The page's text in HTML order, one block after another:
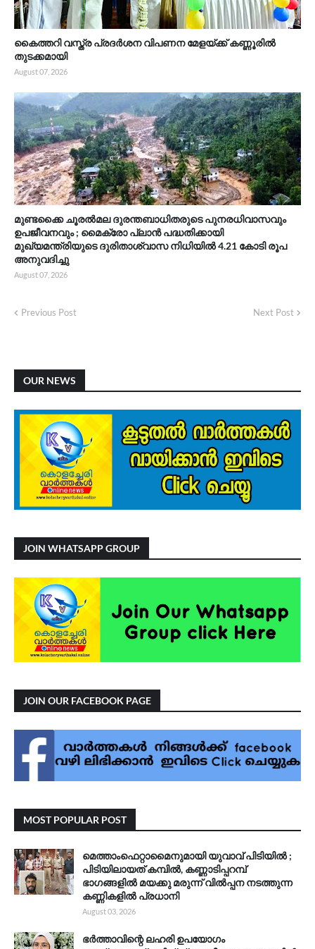
കൈത്തറി വസ്ത്ര പ്രദർശന വിപണന മേളയ്ക്ക് കണ്ണൂരിൽ
തുടക്കമായി
August 07, 2026
മുണ്ടക്കൈ ചൂരൽമല ദുരന്തബാധിതരുടെ പുനരധിവാസവും
ഉപജീവനവും ; മൈക്രോ പ്ലാൻ പദ്ധതിക്കായി
മുഖ്യമന്ത്രിയുടെ ദുരിതാശ്വാസ നിധിയിൽ 4.21 കോടി രൂപ
അനുവദിച്ചു
August 07, 2026
Previous Post Next Post
OUR NEWS
JOIN WHATSAPP GROUP
JOIN OUR FACEBOOK PAGE
MOST POPULAR POST
മെത്താംഫെറ്റാമൈനുമായി യുവാവ് പിടിയിൽ ;
പിടിയിലായത് കമ്പിൽ, കണ്ണാടിപ്പറമ്പ്
ഭാഗങ്ങളിൽ മയക്കു മരുന്ന് വിൽപ്പന നടത്തുന്ന
കണ്ണികളിൽ പ്രധാനി
August 03, 2026
ഭർത്താവിന്റെ ലഹരി ഉപയോഗം